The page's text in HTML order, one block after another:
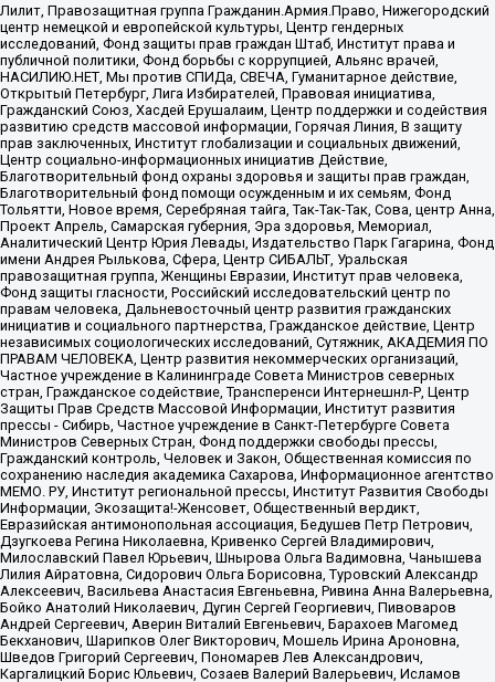
Лилит, Правозащитная группа Гражданин.Армия.Право, Нижегородский
центр немецкой и европейской культуры, Центр гендерных
исследований, Фонд защиты прав граждан Штаб, Институт права и
публичной политики, Фонд борьбы с коррупцией, Альянс врачей,
НАСИЛИЮ.НЕТ, Мы против СПИДа, СВЕЧА, Гуманитарное действие,
Открытый Петербург, Лига Избирателей, Правовая инициатива,
Гражданский Союз, Хасдей Ерушалаим, Центр поддержки и содействия
развитию средств массовой информации, Горячая Линия, В защиту
прав заключенных, Институт глобализации и социальных движений,
Центр социально-информационных инициатив Действие,
Благотворительный фонд охраны здоровья и защиты прав граждан,
Благотворительный фонд помощи осужденным и их семьям, Фонд
Тольятти, Новое время, Серебряная тайга, Так-Так-Так, Сова, центр Анна,
Проект Апрель, Самарская губерния, Эра здоровья, Мемориал,
Аналитический Центр Юрия Левады, Издательство Парк Гагарина, Фонд
имени Андрея Рылькова, Сфера, Центр СИБАЛЬТ, Уральская
правозащитная группа, Женщины Евразии, Институт прав человека,
Фонд защиты гласности, Российский исследовательский центр по
правам человека, Дальневосточный центр развития гражданских
инициатив и социального партнерства, Гражданское действие, Центр
независимых социологических исследований, Сутяжник, АКАДЕМИЯ ПО
ПРАВАМ ЧЕЛОВЕКА, Центр развития некоммерческих организаций,
Частное учреждение в Калининграде Совета Министров северных
стран, Гражданское содействие, Трансперенси Интернешнл-Р, Центр
Защиты Прав Средств Массовой Информации, Институт развития
прессы - Сибирь, Частное учреждение в Санкт-Петербурге Совета
Министров Северных Стран, Фонд поддержки свободы прессы,
Гражданский контроль, Человек и Закон, Общественная комиссия по
сохранению наследия академика Сахарова, Информационное агентство
МЕМО. РУ, Институт региональной прессы, Институт Развития Свободы
Информации, Экозащита!-Женсовет, Общественный вердикт,
Евразийская антимонопольная ассоциация, Бедушев Петр Петрович,
Дзугкоева Регина Николаевна, Кривенко Сергей Владимирович,
Милославский Павел Юрьевич, Шнырова Ольга Вадимовна, Чанышева
Лилия Айратовна, Сидорович Ольга Борисовна, Туровский Александр
Алексеевич, Васильева Анастасия Евгеньевна, Ривина Анна Валерьевна,
Бойко Анатолий Николаевич, Дугин Сергей Георгиевич, Пивоваров
Андрей Сергеевич, Аверин Виталий Евгеньевич, Барахоев Магомед
Бекханович, Шарипков Олег Викторович, Мошель Ирина Ароновна,
Шведов Григорий Сергеевич, Пономарев Лев Александрович,
Каргалицкий Борис Юльевич, Созаев Валерий Валерьевич, Исламов